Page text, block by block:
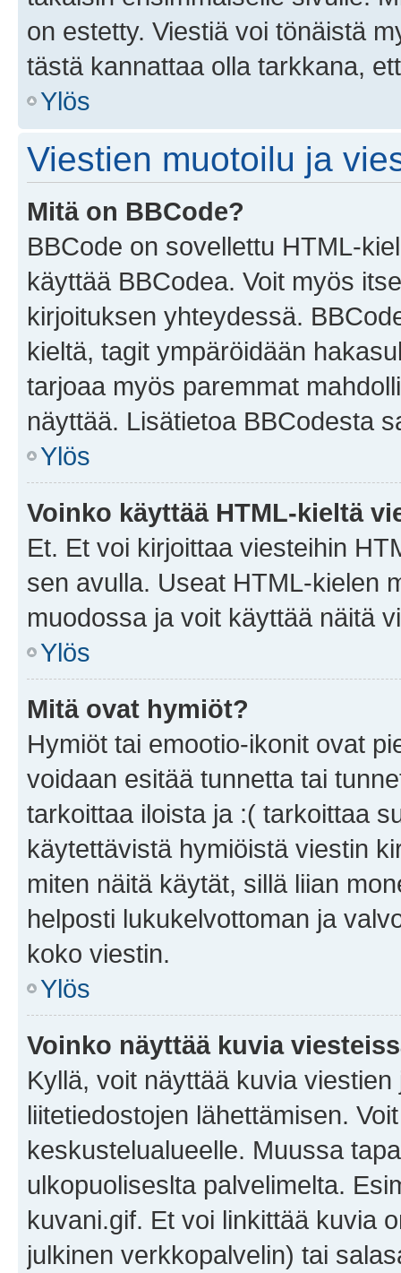
on estetty. Viestiä voi tönäistä
tästä kannattaa olla tarkkana,
Ylös
Viestien muotoilu ja
Mitä on BBCode?
BBCode on sovellettu HTML-
käyttää BBCodea. Voit myös
kirjoituksen yhteydessä.
kieltä, tagit ympäröidään
tarjoaa myös paremmat
näyttää. Lisätietoa BBCodesta
Ylös
Voinko käyttää HTML-kieltä
Et. Et voi kirjoittaa viesteihin
sen avulla. Useat HTML-kielen
muodossa ja voit käyttää näitä
Ylös
Mitä ovat hymiöt?
Hymiöt tai emootio-ikonit ovat
voidaan esitää tunnetta tai
tarkoittaa iloista ja :( tarkoittaa
käytettävistä hymiöistä viestin
miten näitä käytät, sillä liian
helposti lukukelvottoman ja
koko viestin.
Ylös
Voinko näyttää kuvia
Kyllä, voit näyttää kuvia
liitetiedostojen lähettämisen.
keskustelualueelle. Muussa
ulkopuoliseslta palvelimelta.
kuvani.gif. Et voi linkittää kuvia
julkinen verkkopalvelin) tai